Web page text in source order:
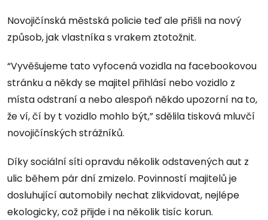
Novojičínská městská policie teď ale přišli na nový
způsob, jak vlastníka s vrakem ztotožnit.
“Vyvěšujeme tato vyfocená vozidla na facebookovou
stránku a někdy se majitel přihlásí nebo vozidlo z
místa odstraní a nebo alespoň někdo upozorní na to,
že ví, čí by t vozidlo mohlo být,” sdělila tisková mluvčí
novojičínských strážníků.
Díky sociální síti opravdu několik odstavených aut z
ulic během pár dní zmizelo. Povinností majitelů je
dosluhující automobily nechat zlikvidovat, nejlépe
ekologicky, což přijde i na několik tisíc korun.